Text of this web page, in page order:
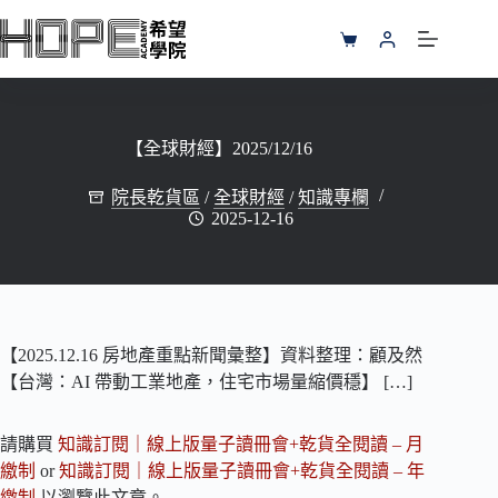
至
購
物
【全球財經】2025/12/16
院長乾貨區 /全球財經 /知識專欄
2025-12-16
【2025.12.16 房地產重點新聞彙整】資料整理：顧及然
【台灣：AI 帶動工業地產，住宅市場量縮價穩】 […]
請購買 知識訂閱｜線上版量子讀冊會+乾貨全閱讀 – 月
繳制 or知識訂閱｜線上版量子讀冊會+乾貨全閱讀 – 年